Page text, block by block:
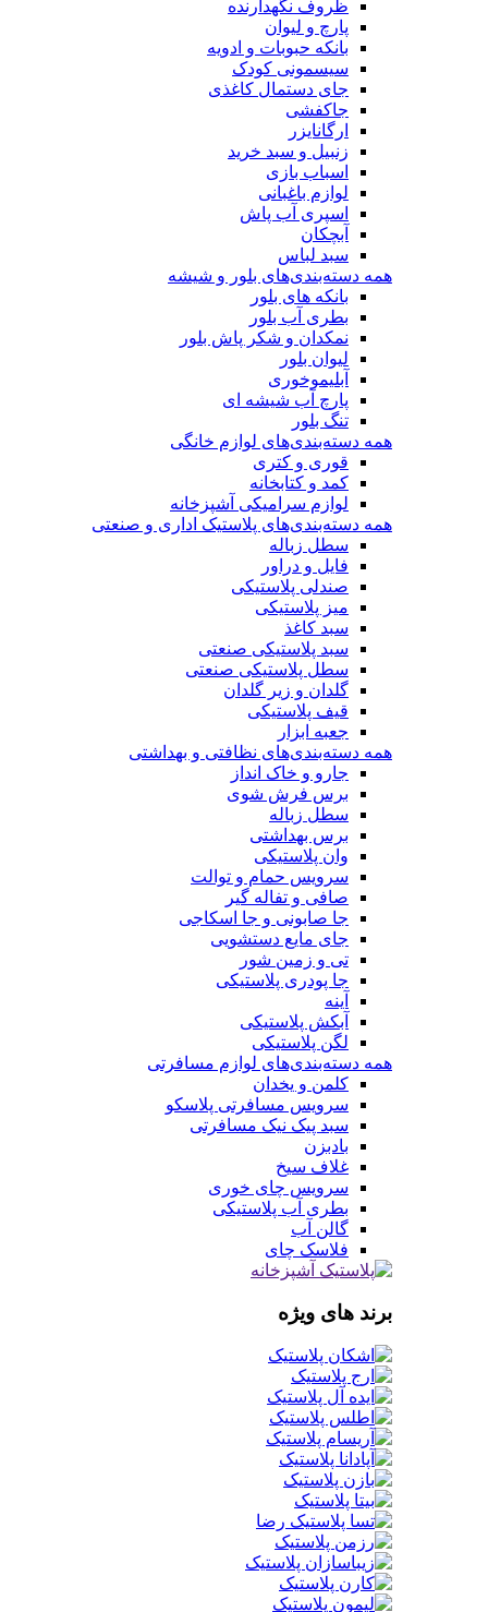
ظروف نگهدارنده
پارچ و لیوان
بانکه حبوبات و ادویه
سیسمونی کودک
جای دستمال کاغذی
جاکفشی
ارگانایزر
زنبیل و سبد خرید
اسباب بازی
لوازم باغبانی
اسپری آب پاش
آبچکان
سبد لباس
همه دسته‌بندی‌های بلور و شیشه
بانکه های بلور
بطری آب بلور
نمکدان و شکر پاش بلور
لیوان بلور
آبلیموخوری
پارچ آب شیشه ای
تنگ بلور
همه دسته‌بندی‌های لوازم خانگی
قوری و کتری
کمد و کتابخانه
لوازم سرامیکی آشپزخانه
همه دسته‌بندی‌های پلاستیک اداری و صنعتی
سطل زباله
فایل و دراور
صندلی پلاستیکی
میز پلاستیکی
سبد کاغذ
سبد پلاستیکی صنعتی
سطل پلاستیکی صنعتی
گلدان و زیر گلدان
قیف پلاستیکی
جعبه ابزار
همه دسته‌بندی‌های نظافتی و بهداشتی
جارو و خاک انداز
برس فرش شوی
سطل زباله
برس بهداشتی
وان پلاستیکی
سرویس حمام و توالت
صافی و تفاله گیر
جا صابونی و جا اسکاجی
جای مایع دستشویی
تی و زمین شور
جا پودری پلاستیکی
آینه
آبکش پلاستیکی
لگن پلاستیکی
همه دسته‌بندی‌های لوازم مسافرتی
کلمن و یخدان
سرویس مسافرتی پلاسکو
سبد پیک نیک مسافرتی
بادبزن
غلاف سیخ
سرویس چای خوری
بطری آب پلاستیکی
گالن آب
فلاسک چای
برند های ویژه